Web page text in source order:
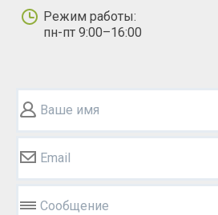
Режим работы:
пн-пт 9:00–16:00
Ваше имя
Email
Сообщение